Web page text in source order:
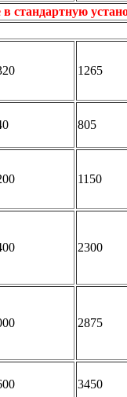
стандартную
1265
805
1150
2300
2875
3450